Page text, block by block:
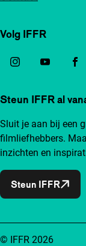
Volg IFFR
Steun IFFR al
Sluit je aan bij een
filmliefhebbers.
inzichten en
Steun IFFR
© IFFR 2026